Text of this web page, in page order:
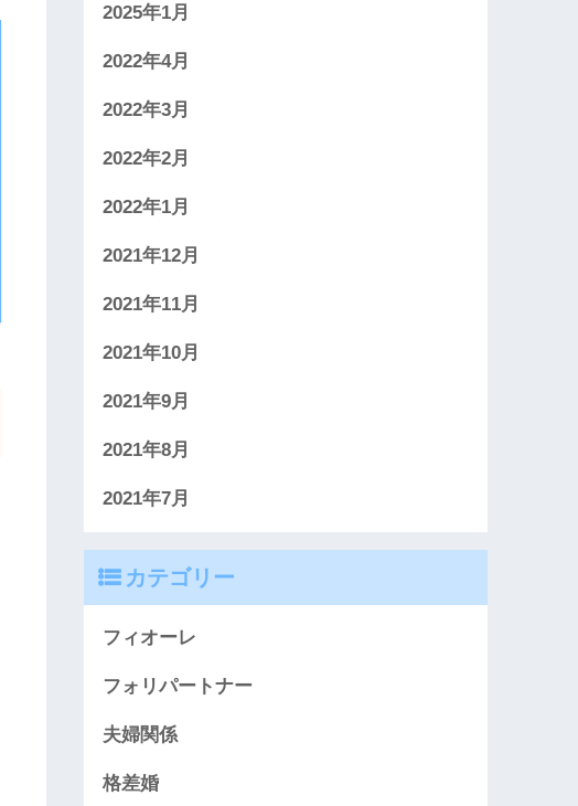
2025年1月
2022年4月
2022年3月
2022年2月
2022年1月
2021年12月
2021年11月
2021年10月
2021年9月
2021年8月
2021年7月
カテゴリー
フィオーレ
フォリパートナー
夫婦関係
格差婚